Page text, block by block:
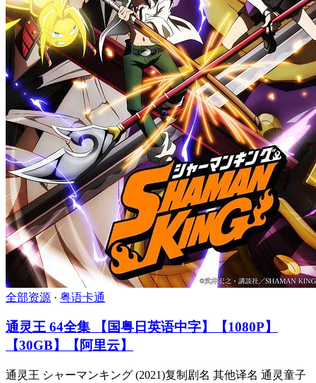
全部资源 · 粤语卡通
通灵王 64全集 【国粤日英语中字】【1080P】
【30GB】【阿里云】
通灵王 シャーマンキング (2021)复制剧名 其他译名 通灵童子